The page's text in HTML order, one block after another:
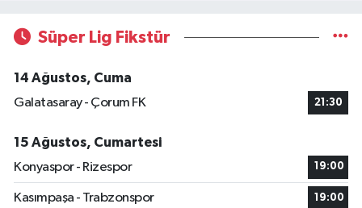
Süper Lig Fikstür
14 Ağustos, Cuma
Galatasaray - Çorum FK
21:30
15 Ağustos, Cumartesi
Konyaspor - Rizespor
19:00
Kasımpaşa - Trabzonspor 19:00